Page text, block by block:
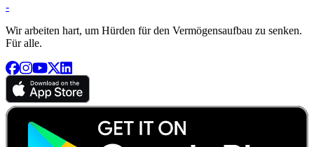
-
Wir arbeiten hart, um Hürden für den Vermögensaufbau zu senken.
Für alle.